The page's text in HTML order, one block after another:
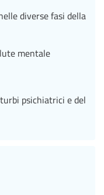
diverse fasi della
mentale
psichiatrici e del